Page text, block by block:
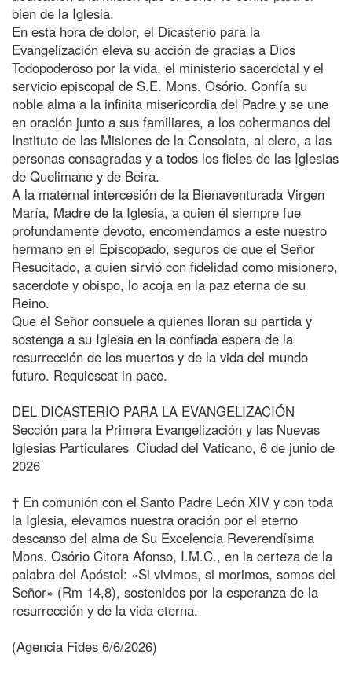
bien de la Iglesia.
En esta hora de dolor, el Dicasterio para la
Evangelización eleva su acción de gracias a Dios
Todopoderoso por la vida, el ministerio sacerdotal y el
servicio episcopal de S.E. Mons. Osório. Confía su
noble alma a la infinita misericordia del Padre y se une
en oración junto a sus familiares, a los cohermanos del
Instituto de las Misiones de la Consolata, al clero, a las
personas consagradas y a todos los fieles de las Iglesias
de Quelimane y de Beira.
A la maternal intercesión de la Bienaventurada Virgen
María, Madre de la Iglesia, a quien él siempre fue
profundamente devoto, encomendamos a este nuestro
hermano en el Episcopado, seguros de que el Señor
Resucitado, a quien sirvió con fidelidad como misionero,
sacerdote y obispo, lo acoja en la paz eterna de su
Reino.
Que el Señor consuele a quienes lloran su partida y
sostenga a su Iglesia en la confiada espera de la
resurrección de los muertos y de la vida del mundo
futuro. Requiescat in pace.
DEL DICASTERIO PARA LA EVANGELIZACIÓN
Sección para la Primera Evangelización y las Nuevas
Iglesias Particulares Ciudad del Vaticano, 6 de junio de
2026
† En comunión con el Santo Padre León XIV y con toda
la Iglesia, elevamos nuestra oración por el eterno
descanso del alma de Su Excelencia Reverendísima
Mons. Osório Citora Afonso, I.M.C., en la certeza de la
palabra del Apóstol: «Si vivimos, si morimos, somos del
Señor» (Rm 14,8), sostenidos por la esperanza de la
resurrección y de la vida eterna.
(Agencia Fides 6/6/2026)